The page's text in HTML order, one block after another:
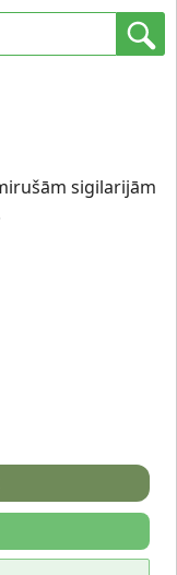
sigilarijām